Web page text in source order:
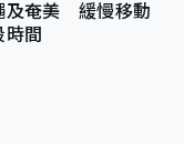
及奄美 緩慢移動
時間